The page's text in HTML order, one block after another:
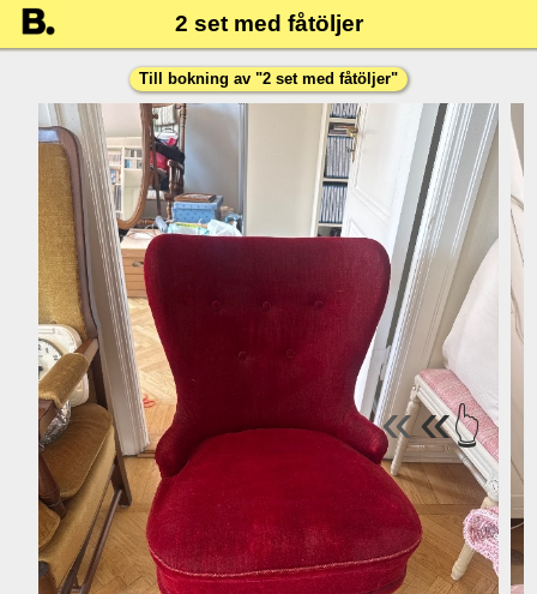
2 set med fåtöljer
Till bokning av "2 set med fåtöljer"
««👆